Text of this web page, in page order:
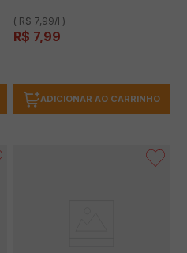
( R$ 7,99/l )
R$ 7,99
ADICIONAR AO CARRINHO